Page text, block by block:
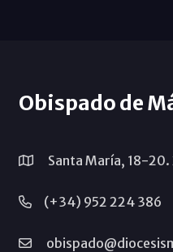
Obispado de
Santa María, 18-20.
(+34) 952 224 386